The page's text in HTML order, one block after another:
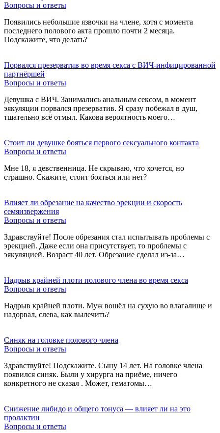
Вопросы и ответы
Появились небольшие язвочки на члене, хотя с момента
последнего полового акта прошло почти 2 месяца.
Подскажите, что делать?
Порвался презерватив во время секса с ВИЧ-инфицированной
партнёршей
Вопросы и ответы
Девушка с ВИЧ. Занимались анальным сексом, в момент
эякуляции порвался презерватив. Я сразу побежал в душ,
тщательно всё отмыл. Какова вероятность моего…
Стоит ли девушке бояться первого сексуального контакта
Вопросы и ответы
Мне 18, я девственница. Не скрываю, что хочется, но
страшно. Скажите, стоит бояться или нет?
Влияет ли обрезание на качество эрекции и скорость
семяизвержения
Вопросы и ответы
Здравствуйте! После обрезания стал испытывать проблемы с
эрекцией. Даже если она присутствует, то проблемы с
эякуляцией. Возраст 40 лет. Обрезание сделал из-за…
Надрыв крайней плоти полового члена во время секса
Вопросы и ответы
Надрыв крайней плоти. Муж вошёл на сухую во влагалище и
надорвал, слева, как вылечить?
Синяк на головке полового члена
Вопросы и ответы
Здравствуйте! Подскажите. Сыну 14 лет. На головке члена
появился синяк. Были у хирурга на приёме, ничего
конкретного не сказал . Может, гематомы…
Снижение либидо и общего тонуса — влияет ли на это
пролактин
Вопросы и ответы